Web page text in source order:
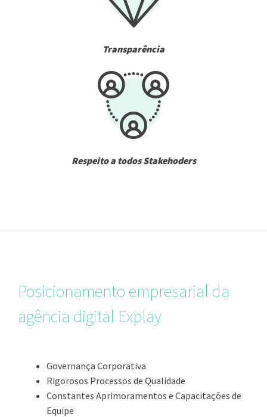
Transparência
Respeito a todos Stakehoders
Posicionamento empresarial da
agência digital Explay
Governança Corporativa
Rigorosos Processos de Qualidade
Constantes Aprimoramentos e Capacitações de
Equipe